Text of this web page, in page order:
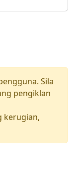
Sila
pengiklan
kerugian,